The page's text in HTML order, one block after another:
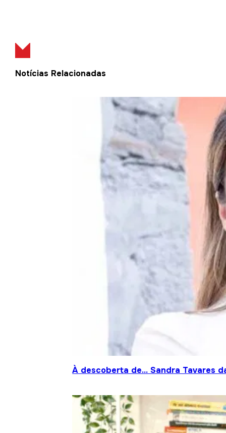
Notícias Relacionadas
À descoberta de… Sandra Tavares